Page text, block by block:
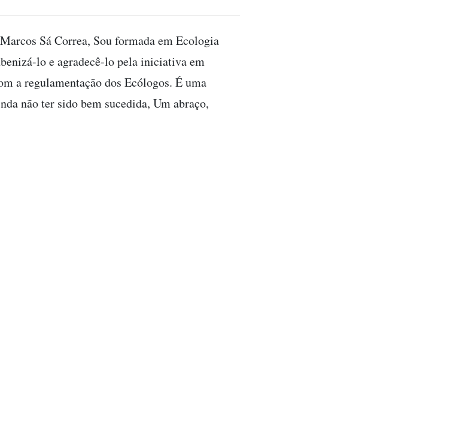
Sá Correa, Sou formada em Ecologia
lo e agradecê-lo pela iniciativa em
a regulamentação dos Ecólogos. É uma
não ter sido bem sucedida, Um abraço,